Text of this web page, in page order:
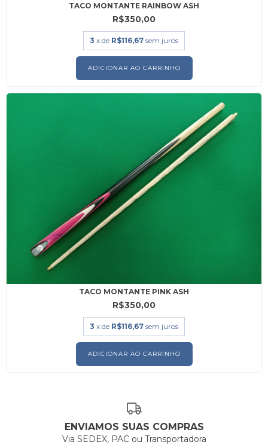
TACO MONTANTE RAINBOW ASH
R$350,00
3 x de R$116,67 sem juros
TACO MONTANTE PINK ASH
R$350,00
3 x de R$116,67 sem juros
ENVIAMOS SUAS COMPRAS
Via SEDEX, PAC ou Transportadora